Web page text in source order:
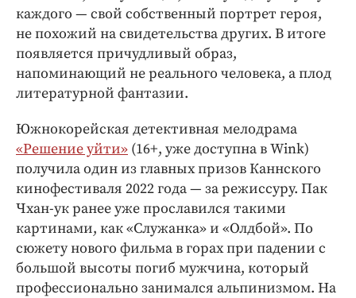
каждого — свой собственный портрет героя,
не похожий на свидетельства других. В итоге
появляется причудливый образ,
напоминающий не реального человека, а плод
литературной фантазии.
Южнокорейская детективная мелодрама
«Решение уйти» (16+, уже доступна в Wink)
получила один из главных призов Каннского
кинофестиваля 2022 года — за режиссуру. Пак
Чхан-ук ранее уже прославился такими
картинами, как «Служанка» и «Олдбой». По
сюжету нового фильма в горах при падении с
большой высоты погиб мужчина, который
профессионально занимался альпинизмом. На